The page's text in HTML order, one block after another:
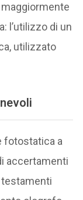
l’utilizzo di un
utilizzato
fotostatica a
accertamenti
testamenti